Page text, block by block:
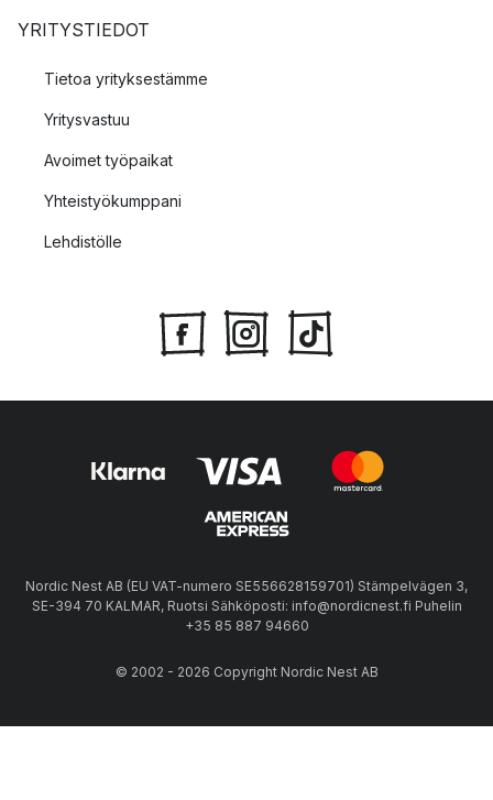
YRITYSTIEDOT
Tietoa yrityksestämme
Yritysvastuu
Avoimet työpaikat
Yhteistyökumppani
Lehdistölle
Nordic Nest AB (EU VAT-numero SE556628159701) Stämpelvägen 3,
SE-394 70 KALMAR, Ruotsi Sähköposti: info@nordicnest.fi Puhelin
+35 85 887 94660
© 2002 - 2026 Copyright Nordic Nest AB